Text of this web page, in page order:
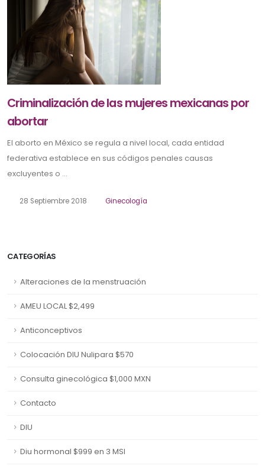
CATEGORÍAS
Alteraciones de la menstruación
AMEU LOCAL $2,499
Anticonceptivos
Colocación DIU Nulipara $570
Consulta ginecológica $1,000 MXN
Contacto
DIU
Diu hormonal $999 en 3 MSI
Criminalización de las mujeres mexicanas por
abortar
El aborto en México se regula a nivel local, cada entidad
federativa establece en sus códigos penales causas
excluyentes o ...
28 Septiembre 2018 Ginecología